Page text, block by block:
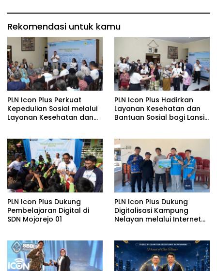
Rekomendasi untuk kamu
PLN Icon Plus Perkuat
Kepedulian Sosial melalui
Layanan Kesehatan dan
PLN Icon Plus Hadirkan
Layanan Kesehatan dan
Bantuan Sosial bagi Lansia
PLN Icon Plus Dukung
Pembelajaran Digital di
SDN Mojorejo 01
PLN Icon Plus Dukung
Digitalisasi Kampung
Nelayan melalui Internet